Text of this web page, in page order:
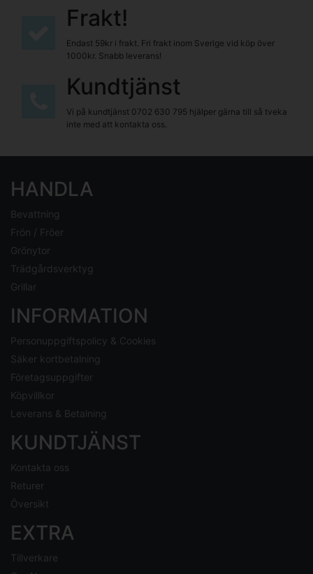
Frakt!
Endast 59kr i frakt. Fri frakt inom Sverige vid köp över
1000kr. Snabb leverans!
Kundtjänst
Vi på kundtjänst 0702 630 795 hjälper gärna till så tveka
inte med att kontakta oss.
HANDLA
Bevattning
Frön / Fröer
Grönytor
Trädgårdsverktyg
Grillar
INFORMATION
Personuppgiftspolicy & Cookies
Säker kortbetalning
Företagsuppgifter
Köpvillkor
Leverans & Betalning
KUNDTJÄNST
Kontakta oss
Returer
Översikt
EXTRA
Tillverkare